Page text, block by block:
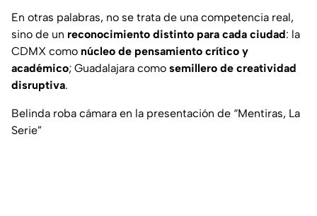
En otras palabras, no se trata de una competencia real,
sino de un reconocimiento distinto para cada ciudad: la
CDMX como núcleo de pensamiento crítico y
académico; Guadalajara como semillero de creatividad
disruptiva.
Belinda roba cámara en la presentación de “Mentiras, La
Serie”